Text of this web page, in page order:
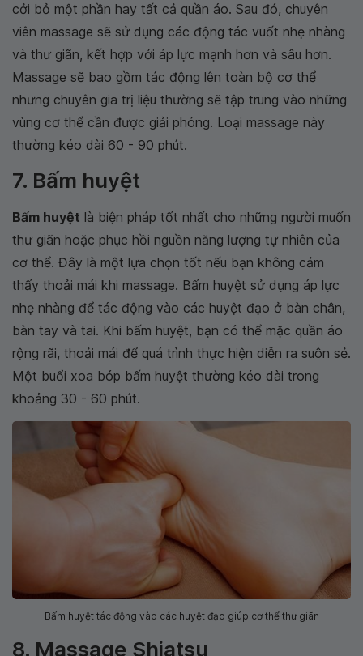
cởi bỏ một phần hay tất cả quần áo. Sau đó, chuyên
viên massage sẽ sử dụng các động tác vuốt nhẹ nhàng
và thư giãn, kết hợp với áp lực mạnh hơn và sâu hơn.
Massage sẽ bao gồm tác động lên toàn bộ cơ thể
nhưng chuyên gia trị liệu thường sẽ tập trung vào những
vùng cơ thể cần được giải phóng. Loại massage này
thường kéo dài 60 - 90 phút.
7. Bấm huyệt
Bấm huyệt là biện pháp tốt nhất cho những người muốn
thư giãn hoặc phục hồi nguồn năng lượng tự nhiên của
cơ thể. Đây là một lựa chọn tốt nếu bạn không cảm
thấy thoải mái khi massage. Bấm huyệt sử dụng áp lực
nhẹ nhàng để tác động vào các huyệt đạo ở bàn chân,
bàn tay và tai. Khi bấm huyệt, bạn có thể mặc quần áo
rộng rãi, thoải mái để quá trình thực hiện diễn ra suôn sẻ.
Một buổi xoa bóp bấm huyệt thường kéo dài trong
khoảng 30 - 60 phút.
Bấm huyệt tác động vào các huyệt đạo giúp cơ thể thư giãn
8. Massage Shiatsu